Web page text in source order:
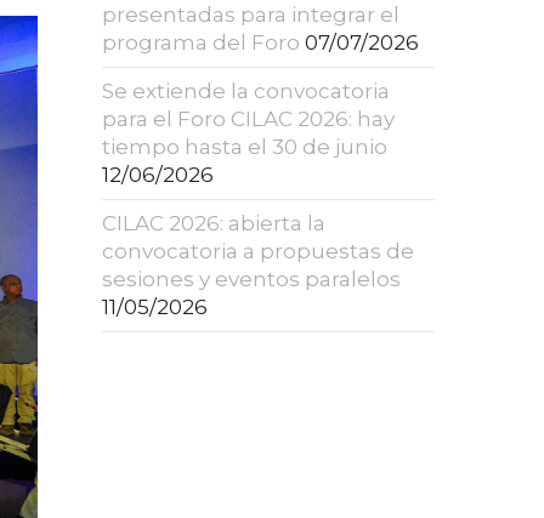
presentadas para integrar el
programa del Foro 07/07/2026
Se extiende la convocatoria
para el Foro CILAC 2026: hay
tiempo hasta el 30 de junio
12/06/2026
CILAC 2026: abierta la
convocatoria a propuestas de
sesiones y eventos paralelos
11/05/2026